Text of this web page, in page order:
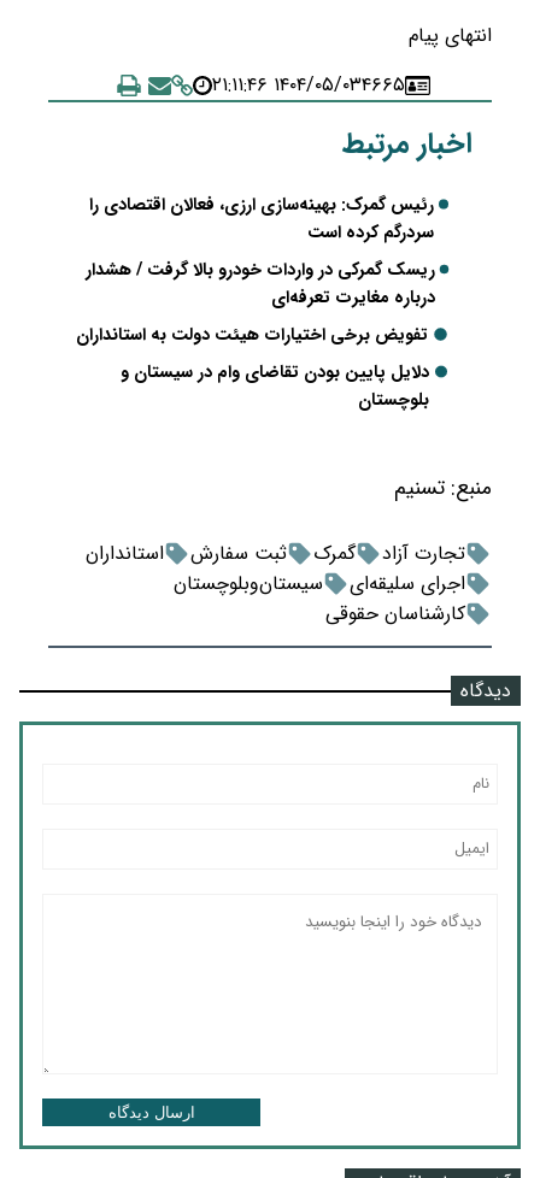
انتهای پیام
۴۶۶۵۱۴۰۴/۰۵/۰۳ ۲۱:۱۱:۴۶
اخبار مرتبط
رئیس گمرک: بهینه‌سازی ارزی، فعالان اقتصادی را
سردرگم کرده است
ریسک گمرکی در واردات خودرو بالا گرفت / هشدار
درباره مغایرت تعرفه‌ای
تفویض برخی اختیارات هیئت دولت به استانداران
دلایل پایین بودن تقاضای وام در سیستان و
بلوچستان
منبع: تسنیم
تجارت آزاد گمرک ثبت سفارش
استانداران
اجرای سلیقه‌ای
سیستان‌وبلوچستان
کارشناسان حقوقی
دیدگاه
ارسال دیدگاه